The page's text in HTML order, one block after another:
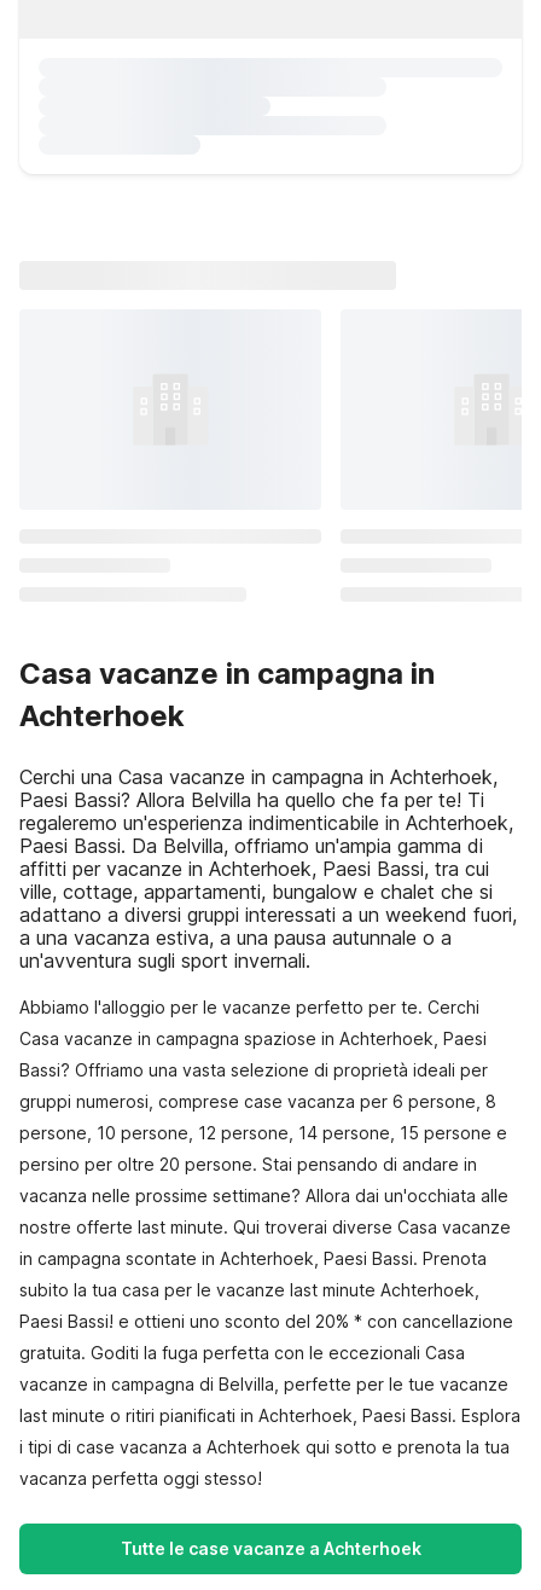
Casa vacanze in campagna in
Achterhoek
Cerchi una Casa vacanze in campagna in Achterhoek,
Paesi Bassi? Allora Belvilla ha quello che fa per te! Ti
regaleremo un'esperienza indimenticabile in Achterhoek,
Paesi Bassi. Da Belvilla, offriamo un'ampia gamma di
affitti per vacanze in Achterhoek, Paesi Bassi, tra cui
ville, cottage, appartamenti, bungalow e chalet che si
adattano a diversi gruppi interessati a un weekend fuori,
a una vacanza estiva, a una pausa autunnale o a
un'avventura sugli sport invernali.
Abbiamo l'alloggio per le vacanze perfetto per te. Cerchi
Casa vacanze in campagna spaziose in Achterhoek, Paesi
Bassi? Offriamo una vasta selezione di proprietà ideali per
gruppi numerosi, comprese case vacanza per 6 persone, 8
persone, 10 persone, 12 persone, 14 persone, 15 persone e
persino per oltre 20 persone. Stai pensando di andare in
vacanza nelle prossime settimane? Allora dai un'occhiata alle
nostre offerte last minute. Qui troverai diverse Casa vacanze
in campagna scontate in Achterhoek, Paesi Bassi. Prenota
subito la tua casa per le vacanze last minute Achterhoek,
Paesi Bassi! e ottieni uno sconto del 20% * con cancellazione
gratuita. Goditi la fuga perfetta con le eccezionali Casa
vacanze in campagna di Belvilla, perfette per le tue vacanze
last minute o ritiri pianificati in Achterhoek, Paesi Bassi. Esplora
i tipi di case vacanza a Achterhoek qui sotto e prenota la tua
vacanza perfetta oggi stesso!
Tutte le case vacanze a Achterhoek